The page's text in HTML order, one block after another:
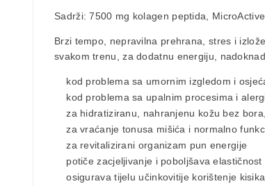
Sadrži: 7500 mg kolagen peptida,
Brzi tempo, nepravilna prehrana, stres i
svakom trenu, za dodatnu energiju,
kod problema sa umornim izgledom i
kod problema sa upalnim procesima i
za hidratiziranu, nahranjenu kožu bez
za vraćanje tonusa mišića i normalno
za revitalizirani organizam pun energije
potiče zacjeljivanje i poboljšava elastičnost
osigurava tijelu učinkovitije korištenje